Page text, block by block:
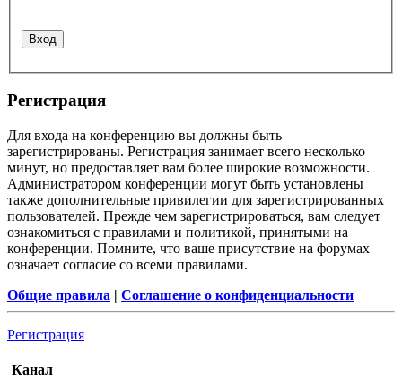
Регистрация
Для входа на конференцию вы должны быть
зарегистрированы. Регистрация занимает всего несколько
минут, но предоставляет вам более широкие возможности.
Администратором конференции могут быть установлены
также дополнительные привилегии для зарегистрированных
пользователей. Прежде чем зарегистрироваться, вам следует
ознакомиться с правилами и политикой, принятыми на
конференции. Помните, что ваше присутствие на форумах
означает согласие со всеми правилами.
Общие правила | Соглашение о конфиденциальности
Регистрация
Канал